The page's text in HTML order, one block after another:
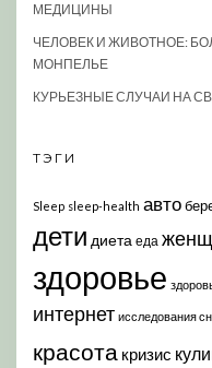
МЕДИЦИНЫ
ЧЕЛОВЕК И ЖИВОТНОЕ:
МОНПЕЛЬЕ
КУРЬЕЗНЫЕ СЛУЧАИ НА
ТЭГИ
Sleep sleep-health авто
дети диета еда
здоровье
интернет исследования
красота кризис